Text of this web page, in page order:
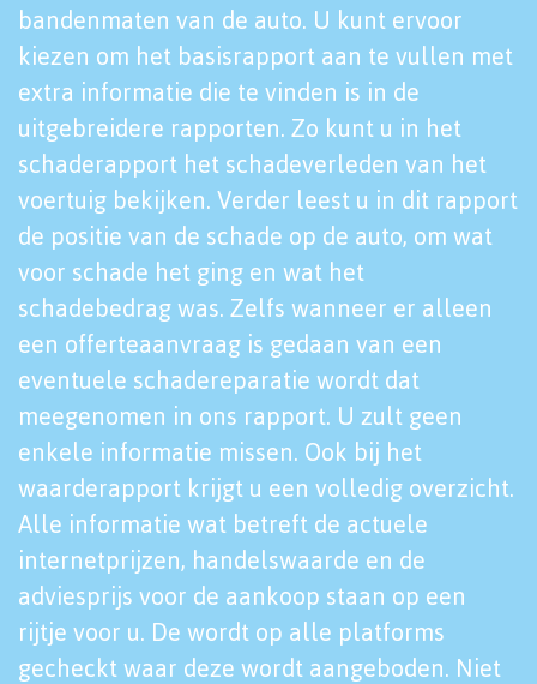
bandenmaten van de auto. U kunt ervoor
kiezen om het basisrapport aan te vullen met
extra informatie die te vinden is in de
uitgebreidere rapporten. Zo kunt u in het
schaderapport het schadeverleden van het
voertuig bekijken. Verder leest u in dit rapport
de positie van de schade op de auto, om wat
voor schade het ging en wat het
schadebedrag was. Zelfs wanneer er alleen
een offerteaanvraag is gedaan van een
eventuele schadereparatie wordt dat
meegenomen in ons rapport. U zult geen
enkele informatie missen. Ook bij het
waarderapport krijgt u een volledig overzicht.
Alle informatie wat betreft de actuele
internetprijzen, handelswaarde en de
adviesprijs voor de aankoop staan op een
rijtje voor u. De wordt op alle platforms
gecheckt waar deze wordt aangeboden. Niet